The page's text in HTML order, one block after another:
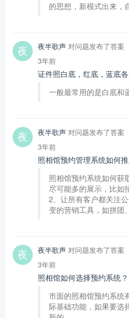
的思想，新模式出来，
夜半歌声 对问题发布了答案
3年前
证件照白底，红底，蓝底
一般最常用的是白底和
夜半歌声 对问题发布了答案
3年前
照相馆预约管理系统如何
照相馆预约系统如何获
尽可能多的展示，比如
2、让所有客户都关注
变的营销工具，如拼团
夜半歌声 对问题发布了答案
3年前
照相馆如何选择预约系统？
市面的照相馆预约系统
际基础功能，如果要选